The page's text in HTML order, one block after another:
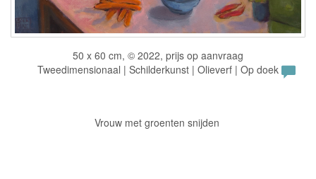
50 x 60 cm, © 2022, prijs op aanvraag
Tweedimensionaal | Schilderkunst | Olieverf | Op doek
Vrouw met groenten snijden